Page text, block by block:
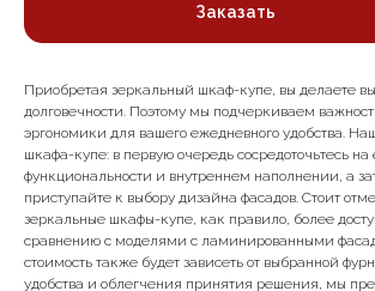
Заказать
Приобретая зеркальный шкаф-купе, вы делаете
долговечности. Поэтому мы подчеркиваем
эргономики для вашего ежедневного удобства.
шкафа-купе: в первую очередь сосредоточьтесь на
функциональности и внутреннем наполнении, а
приступайте к выбору дизайна фасадов. Стоит
зеркальные шкафы-купе, как правило, более
сравнению с моделями с ламинированными
стоимость также будет зависеть от выбранной
удобства и облегчения принятия решения, мы